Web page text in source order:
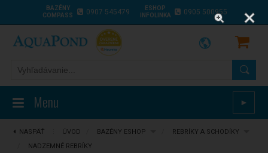
BAZÉNY
COMPASS
0907 545479
ESHOP
INFOLINKA
0905 500955
Menu ►
NASPÄŤ ÚVOD BAZÉNY ESHOP
REBRÍKY A SCHODÍKY
NADZEMNÉ REBRÍKY